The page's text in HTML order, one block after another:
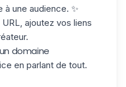
une audience. ✨
ajoutez vos liens
domaine
en parlant de tout.